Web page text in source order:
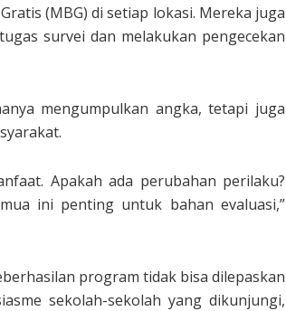
(MBG) di setiap lokasi. Mereka juga
survei dan melakukan pengecekan
mengumpulkan angka, tetapi juga
Apakah ada perubahan perilaku?
ini penting untuk bahan evaluasi,”
program tidak bisa dilepaskan
sekolah-sekolah yang dikunjungi,